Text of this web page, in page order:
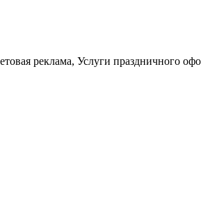
реклама, Услуги праздничного